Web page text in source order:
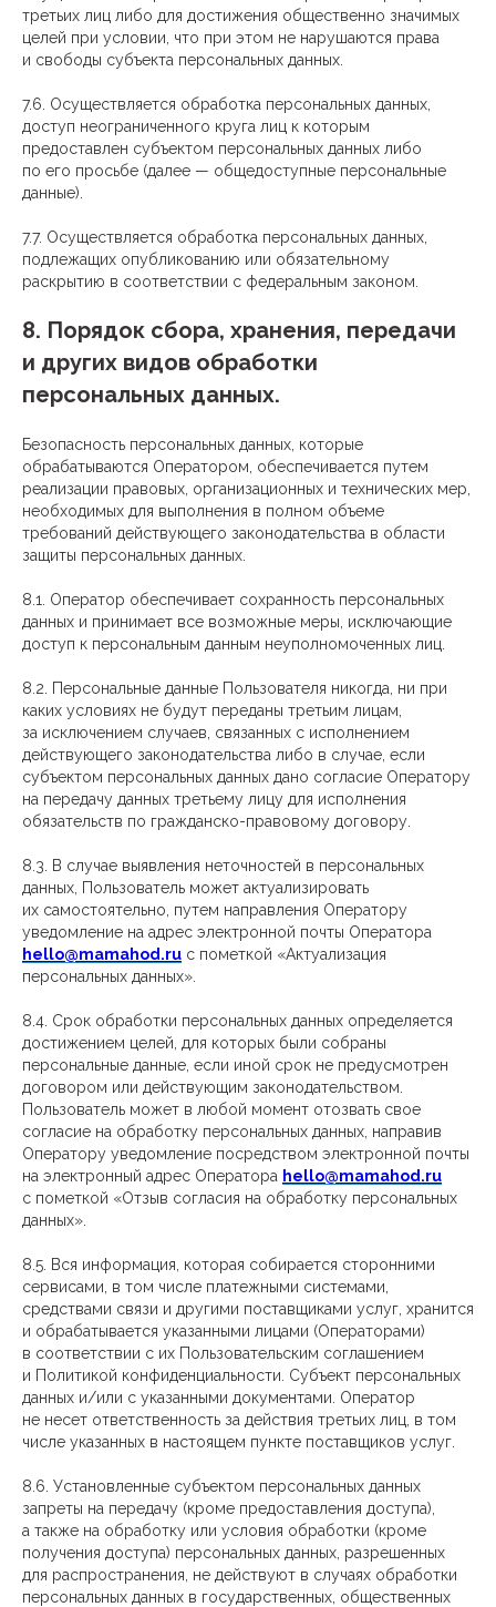
третьих лиц либо для достижения общественно значимых
целей при условии, что при этом не нарушаются права
и свободы субъекта персональных данных.
7.6. Осуществляется обработка персональных данных,
доступ неограниченного круга лиц к которым
предоставлен субъектом персональных данных либо
по его просьбе (далее — общедоступные персональные
данные).
7.7. Осуществляется обработка персональных данных,
подлежащих опубликованию или обязательному
раскрытию в соответствии с федеральным законом.
8. Порядок сбора, хранения, передачи
и других видов обработки
персональных данных.
Безопасность персональных данных, которые
обрабатываются Оператором, обеспечивается путем
реализации правовых, организационных и технических мер,
необходимых для выполнения в полном объеме
требований действующего законодательства в области
защиты персональных данных.
8.1. Оператор обеспечивает сохранность персональных
данных и принимает все возможные меры, исключающие
доступ к персональным данным неуполномоченных лиц.
8.2. Персональные данные Пользователя никогда, ни при
каких условиях не будут переданы третьим лицам,
за исключением случаев, связанных с исполнением
действующего законодательства либо в случае, если
субъектом персональных данных дано согласие Оператору
на передачу данных третьему лицу для исполнения
обязательств по гражданско-правовому договору.
8.3. В случае выявления неточностей в персональных
данных, Пользователь может актуализировать
их самостоятельно, путем направления Оператору
уведомление на адрес электронной почты Оператора
hello@mamahod.ru с пометкой «Актуализация
персональных данных».
8.4. Срок обработки персональных данных определяется
достижением целей, для которых были собраны
персональные данные, если иной срок не предусмотрен
договором или действующим законодательством.
Пользователь может в любой момент отозвать свое
согласие на обработку персональных данных, направив
Оператору уведомление посредством электронной почты
на электронный адрес Оператора hello@mamahod.ru
с пометкой «Отзыв согласия на обработку персональных
данных».
8.5. Вся информация, которая собирается сторонними
сервисами, в том числе платежными системами,
средствами связи и другими поставщиками услуг, хранится
и обрабатывается указанными лицами (Операторами)
в соответствии с их Пользовательским соглашением
и Политикой конфиденциальности. Субъект персональных
данных и/или с указанными документами. Оператор
не несет ответственность за действия третьих лиц, в том
числе указанных в настоящем пункте поставщиков услуг.
8.6. Установленные субъектом персональных данных
запреты на передачу (кроме предоставления доступа),
а также на обработку или условия обработки (кроме
получения доступа) персональных данных, разрешенных
для распространения, не действуют в случаях обработки
персональных данных в государственных, общественных